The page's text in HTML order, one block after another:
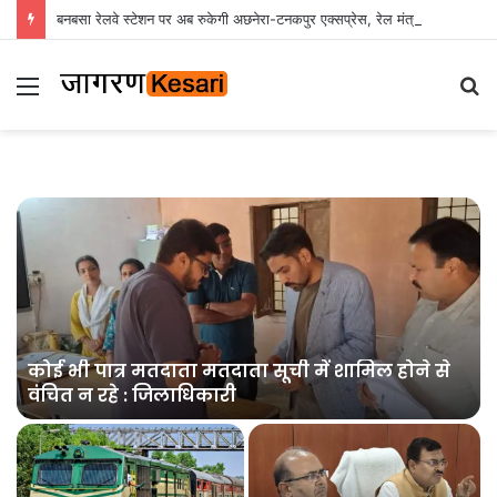
Menu
कोई भी पात्र मतदाता मतदाता सूची में शामिल होने से
वंचित न रहे : जिलाधिकारी